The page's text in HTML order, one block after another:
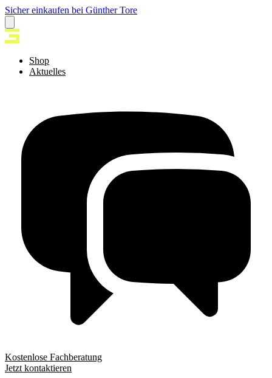
Sicher einkaufen bei Günther Tore
Shop
Aktuelles
Kostenlose Fachberatung
Jetzt kontaktieren